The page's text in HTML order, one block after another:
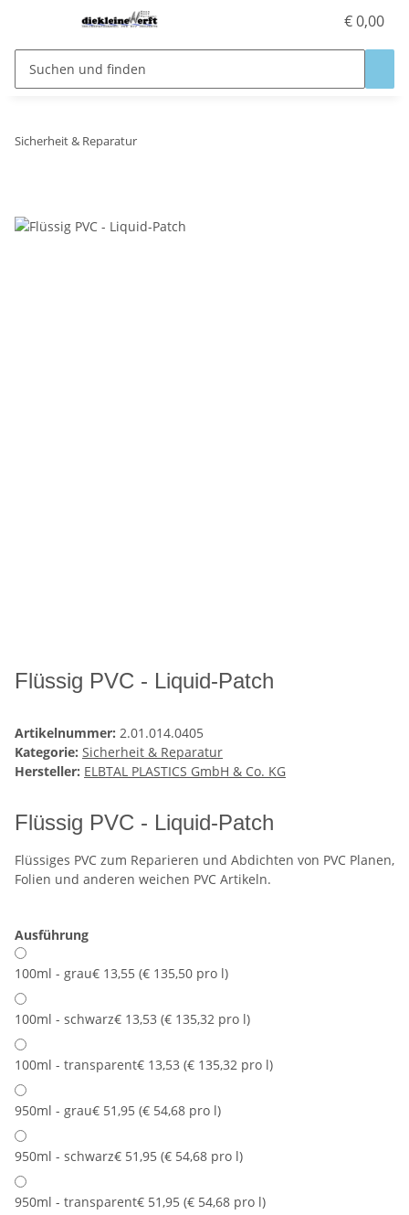
€ 0,00
Sicherheit & Reparatur
Flüssig PVC - Liquid-Patch
Artikelnummer: 2.01.014.0405
Kategorie: Sicherheit & Reparatur
Hersteller: ELBTAL PLASTICS GmbH & Co. KG
Flüssig PVC - Liquid-Patch
Flüssiges PVC zum Reparieren und Abdichten von PVC Planen,
Folien und anderen weichen PVC Artikeln.
Ausführung
100ml - grau€ 13,55 (€ 135,50 pro l)
100ml - schwarz€ 13,53 (€ 135,32 pro l)
100ml - transparent€ 13,53 (€ 135,32 pro l)
950ml - grau€ 51,95 (€ 54,68 pro l)
950ml - schwarz€ 51,95 (€ 54,68 pro l)
950ml - transparent€ 51,95 (€ 54,68 pro l)